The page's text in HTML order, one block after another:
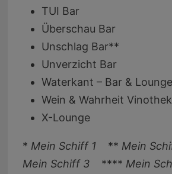
TUI Bar
Überschau Bar
Unschlag Bar**
Unverzicht Bar
Waterkant – Bar &
Wein & Wahrheit
X-Lounge
* Mein Schiff 1 ** Mein
Mein Schiff 3
**** Mein